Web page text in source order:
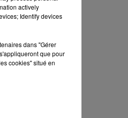
actively
Identify devices
dans "Gérer
que pour
cookies" situé en